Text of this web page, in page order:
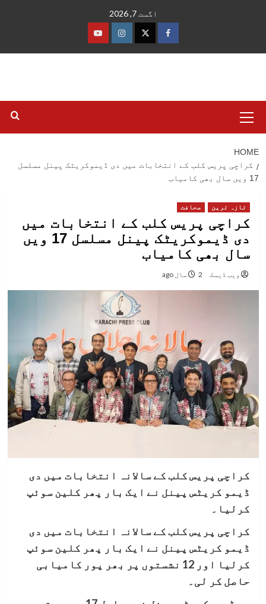
اگست 7, 2026
فیس
ٹوئٹرانسٹاگرام
یوٹیوب
Menu
HOME
کراچی پریس کلب کے انتخابات میں دی ڈیموکریٹک پینل مسلسل
17 ویں سال بھی کامیاب
تازہ ترین صحافت
کراچی پریس کلب کے انتخابات میں
دی ڈیموکریٹک پینل مسلسل 17 ویں
سال بھی کامیاب
ویب ڈیسک 2 سال ago
کراچی پریس کلب کے سالانہ انتخابات میں دی
ڈیمو کریٹس پینل نے ایک بار پھر کلین سوئپ
کرلیا۔
کراچی پریس کلب کے سالانہ انتخابات میں دی
ڈیمو کریٹس پینل نے ایک بار پھر کلین سوئپ
کرلیا اور 12 نشستوں پر بھر پور کامیابی
حاصل کر لی۔